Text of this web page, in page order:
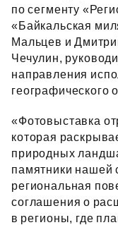
по сегменту
«Байкальская
Мальцев и
Чечулин,
направления
географического
«Фотовыставка
которая
природных
памятники нашей
региональная
соглашения о
в регионы, где